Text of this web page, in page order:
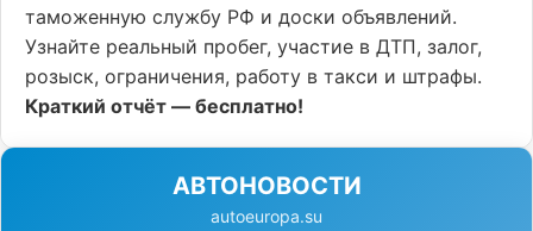
таможенную службу РФ и доски объявлений.
Узнайте реальный пробег, участие в ДТП, залог,
розыск, ограничения, работу в такси и штрафы.
Краткий отчёт — бесплатно!
АВТОНОВОСТИ
autoeuropa.su